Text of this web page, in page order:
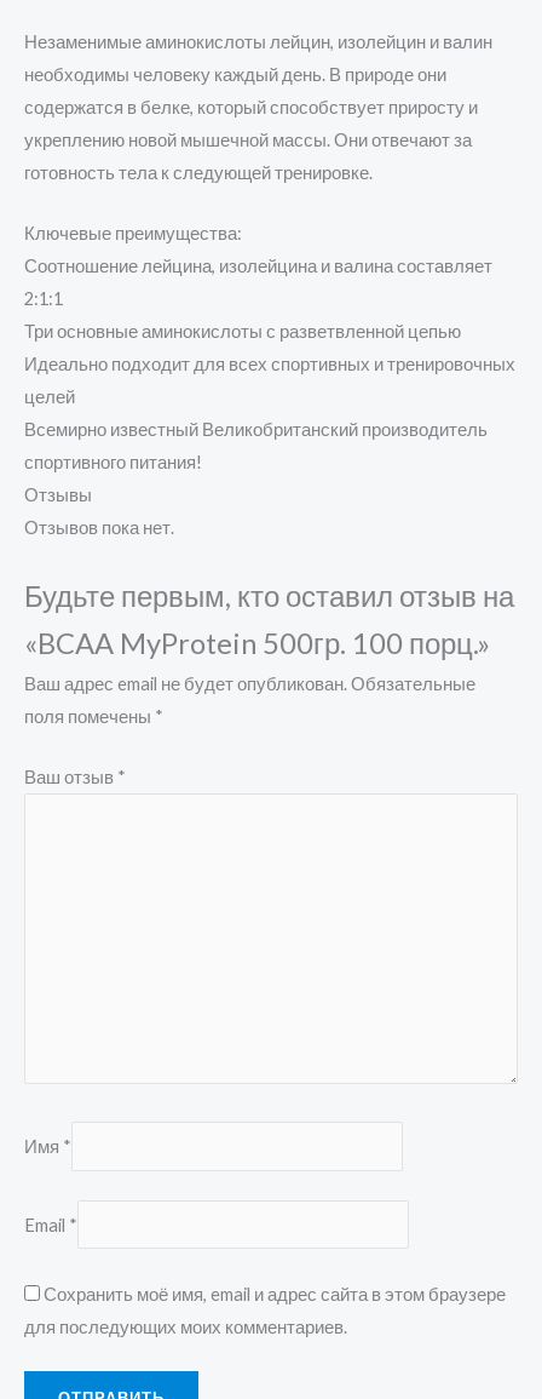
Незаменимые аминокислоты лейцин, изолейцин и валин
необходимы человеку каждый день. В природе они
содержатся в белке, который способствует приросту и
укреплению новой мышечной массы. Они отвечают за
готовность тела к следующей тренировке.
Ключевые преимущества:
Соотношение лейцина, изолейцина и валина составляет
2:1:1
Три основные аминокислоты с разветвленной цепью
Идеально подходит для всех спортивных и тренировочных
целей
Всемирно известный Великобританский производитель
спортивного питания!
Отзывы
Отзывов пока нет.
Будьте первым, кто оставил отзыв на
«BCAA MyProtein 500гр. 100 порц.»
Ваш адрес email не будет опубликован.Обязательные
поля помечены *
Ваш отзыв *
Имя *
Email *
Сохранить моё имя, email и адрес сайта в этом браузере
для последующих моих комментариев.